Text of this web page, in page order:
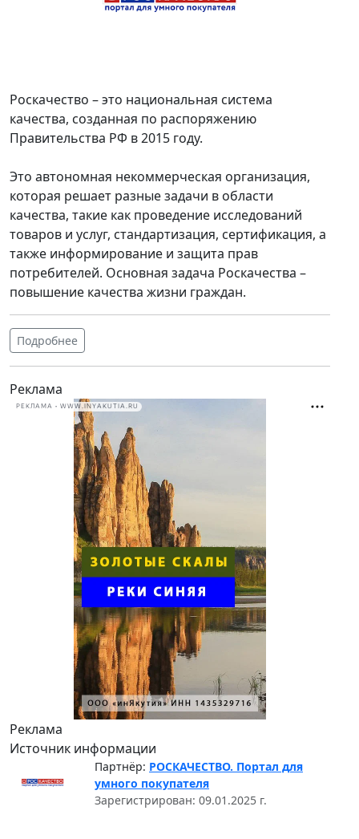
Роскачество – это национальная система
качества, созданная по распоряжению
Правительства РФ в 2015 году.
Это автономная некоммерческая организация,
которая решает разные задачи в области
качества, такие как проведение исследований
товаров и услуг, стандартизация, сертификация, а
также информирование и защита прав
потребителей. Основная задача Роскачества –
повышение качества жизни граждан.
Подробнее
Реклама
РЕКЛАМА • WWW.INYAKUTIA.RU
Реклама
Источник информации
Партнёр: РОСКАЧЕСТВО. Портал для
умного покупателя
Зарегистрирован: 09.01.2025 г.